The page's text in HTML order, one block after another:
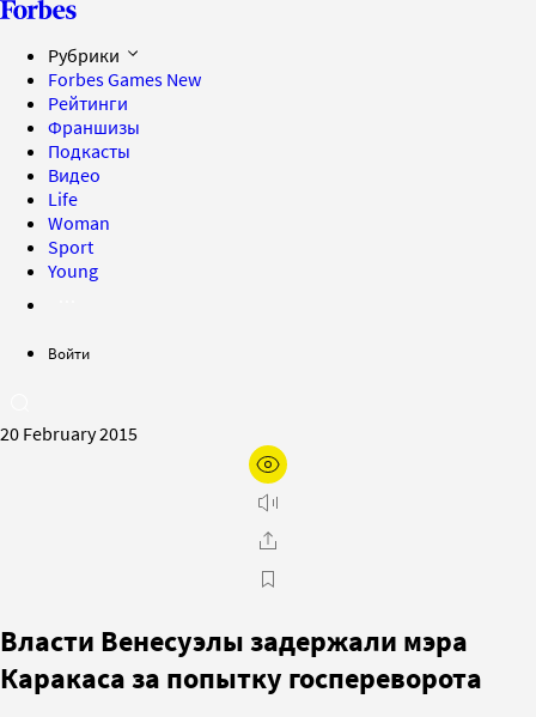
Рубрики
Forbes Games New
Рейтинги
Франшизы
Подкасты
Видео
Life
Woman
Sport
Young
Войти
20 February 2015
Власти Венесуэлы задержали мэра
Каракаса за попытку госпереворота